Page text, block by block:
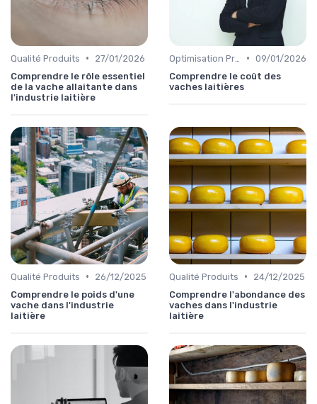
Qualité Produits •
27/01/2026
Comprendre le rôle essentiel
de la vache allaitante dans
l'industrie laitière
• 09/01/2026
Comprendre le coût des
vaches laitières
Qualité Produits •
26/12/2025
Comprendre le poids d'une
vache dans l'industrie
laitière
Qualité Produits •
24/12/2025
Comprendre l'abondance des
vaches dans l'industrie
laitière